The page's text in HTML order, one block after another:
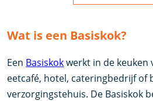
Wat is een Basiskok?
Een Basiskokwerkt in de keuken
eetcafé, hotel, cateringbedrijf of
verzorgingstehuis. De Basiskok